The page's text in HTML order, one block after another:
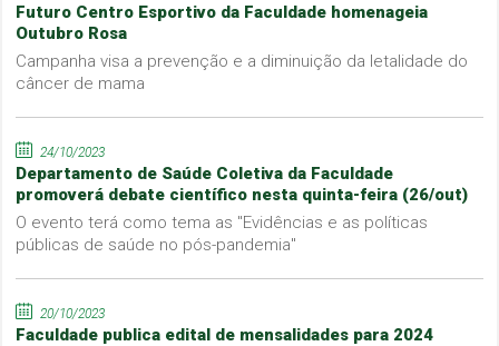
Futuro Centro Esportivo da Faculdade homenageia
Outubro Rosa
Campanha visa a prevenção e a diminuição da letalidade do
câncer de mama
24/10/2023
Departamento de Saúde Coletiva da Faculdade
promoverá debate científico nesta quinta-feira (26/out)
O evento terá como tema as "Evidências e as políticas
públicas de saúde no pós-pandemia"
20/10/2023
Faculdade publica edital de mensalidades para 2024